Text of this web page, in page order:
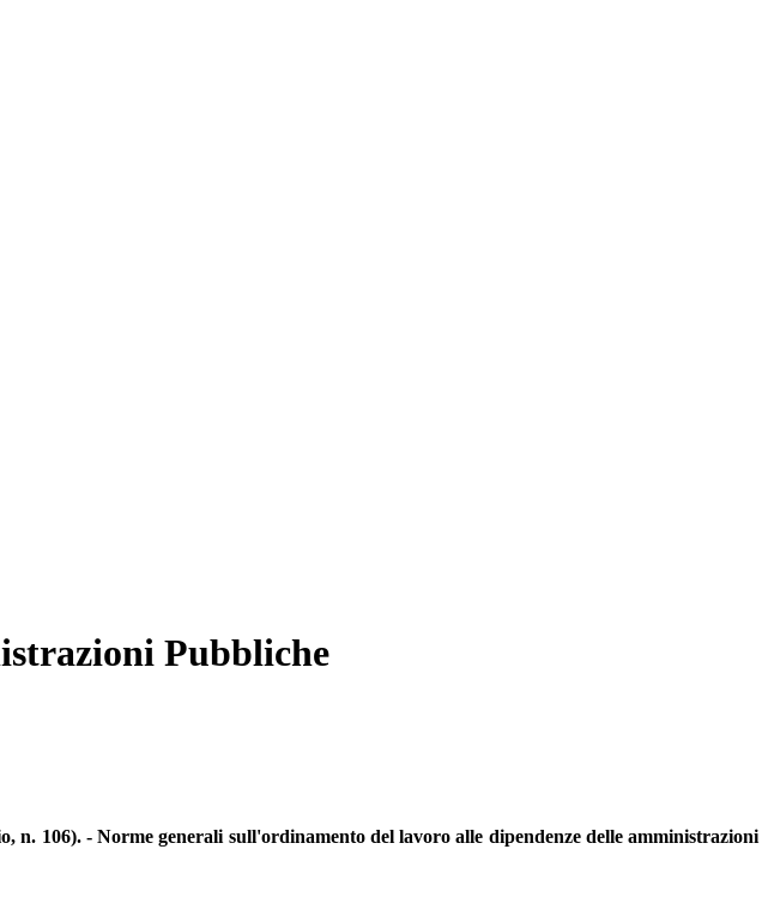
Pubbliche
106). - Norme generali sull'ordinamento del lavoro alle dipendenze delle amministrazioni